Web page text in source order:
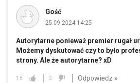
Gość
25.09.2024 14:25
Autorytarne ponieważ premier rugał
Możemy dyskutować czy to było
strony. Ale że autorytarne? xD
16 3 Odpowiedz »